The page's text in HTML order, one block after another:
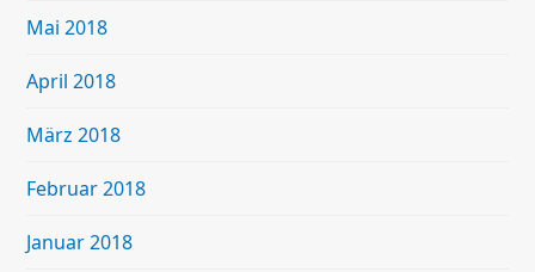
Mai 2018
April 2018
März 2018
Februar 2018
Januar 2018